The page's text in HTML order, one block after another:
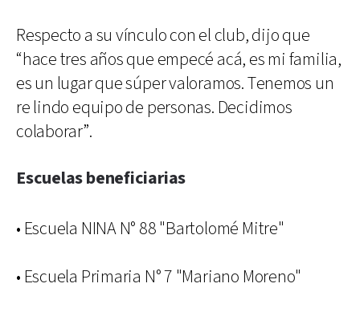
Respecto a su vínculo con el club, dijo que
“hace tres años que empecé acá, es mi familia,
es un lugar que súper valoramos. Tenemos un
re lindo equipo de personas. Decidimos
colaborar”.
Escuelas beneficiarias
• Escuela NINA N° 88 "Bartolomé Mitre"
• Escuela Primaria N° 7 "Mariano Moreno"